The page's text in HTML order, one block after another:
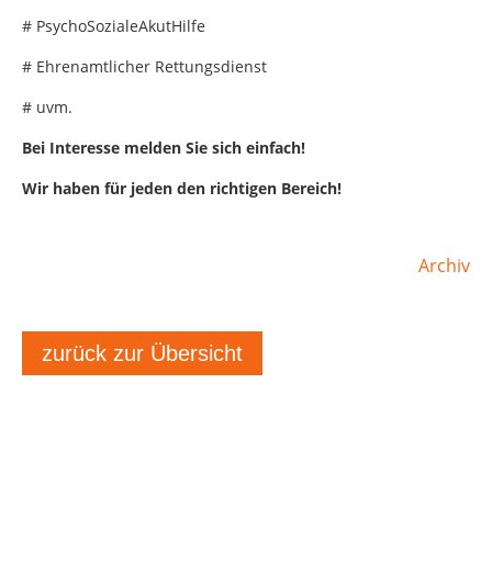
# PsychoSozialeAkutHilfe
# Ehrenamtlicher Rettungsdienst
# uvm.
Bei Interesse melden Sie sich einfach!
Wir haben für jeden den richtigen Bereich!
Archiv
zurück zur Übersicht